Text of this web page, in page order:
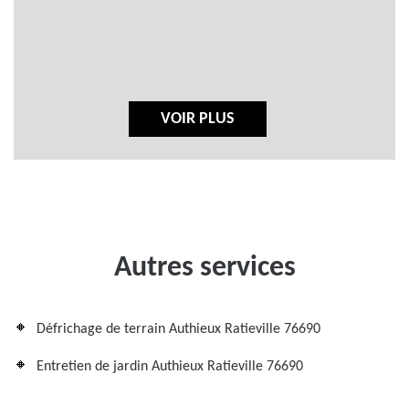
VOIR PLUS
Autres services
Défrichage de terrain Authieux Ratieville 76690
Entretien de jardin Authieux Ratieville 76690